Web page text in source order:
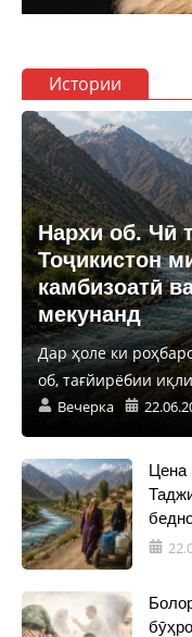
Истории
Нархи об. Чӣ
Тоҷикистон
камбизоатӣ
мекунанд
Дар ҳоле ки
об, тағйирёбии
Вечерка
Цена